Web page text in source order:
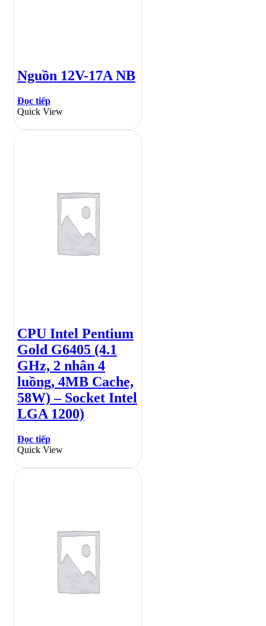
Nguồn 12V-17A NB
Đọc tiếp
Quick View
CPU Intel Pentium
Gold G6405 (4.1
GHz, 2 nhân 4
luồng, 4MB Cache,
58W) – Socket Intel
LGA 1200)
Đọc tiếp
Quick View